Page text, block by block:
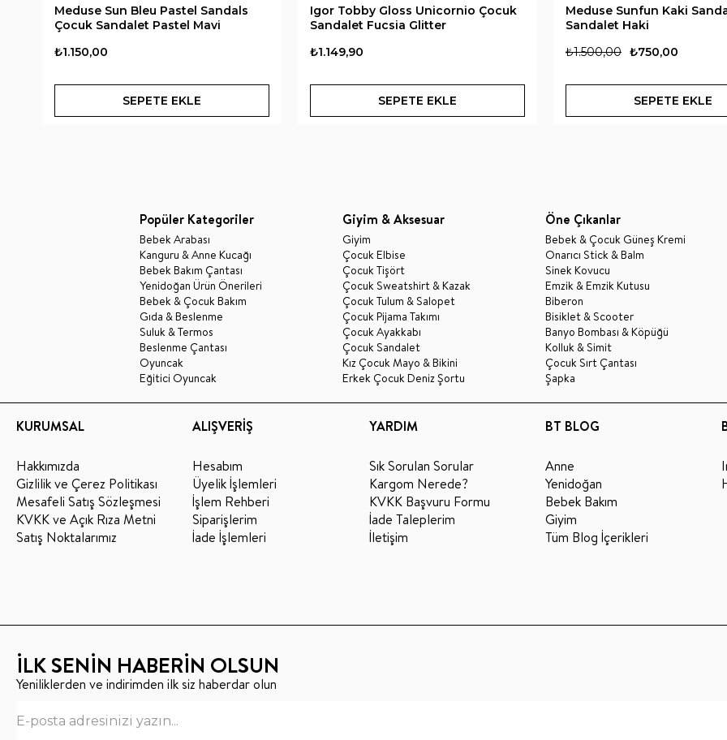
Meduse Sun Bleu Pastel Sandals
Çocuk Sandalet Pastel Mavi
₺1.150,00
SEPETE EKLE
Igor Tobby Gloss Unicornio Çocuk
Sandalet Fucsia Glitter
₺1.149,90
SEPETE EKLE
Meduse Sunfun Kaki
Sandalet Haki
₺750,00
₺1.500,00
SEPETE EKLE
Popüler Kategoriler
Bebek Arabası
Kanguru & Anne Kucağı
Bebek Bakım Çantası
Yenidoğan Ürün Önerileri
Bebek & Çocuk Bakım
Gıda & Beslenme
Suluk & Termos
Beslenme Çantası
Oyuncak
Eğitici Oyuncak
Giyim & Aksesuar
Giyim
Çocuk Elbise
Çocuk Tişört
Çocuk Sweatshirt & Kazak
Çocuk Tulum & Salopet
Çocuk Pijama Takımı
Çocuk Ayakkabı
Çocuk Sandalet
Kız Çocuk Mayo & Bikini
Erkek Çocuk Deniz Şortu
Öne Çıkanlar
Bebek & Çocuk Güneş Kremi
Onarıcı Stick & Balm
Sinek Kovucu
Emzik & Emzik Kutusu
Biberon
Bisiklet & Scooter
Banyo Bombası & Köpüğü
Kolluk & Simit
Çocuk Sırt Çantası
Şapka
KURUMSAL
Hakkımızda
Gizlilik ve Çerez Politikası
Mesafeli Satış Sözleşmesi
KVKK ve Açık Rıza Metni
Satış Noktalarımız
ALIŞVERİŞ
Hesabım
Üyelik İşlemleri
İşlem Rehberi
Siparişlerim
İade İşlemleri
YARDIM
Sık Sorulan Sorular
Kargom Nerede?
KVKK Başvuru Formu
İade Taleplerim
İletişim
BT BLOG
Anne
Yenidoğan
Bebek Bakım
Giyim
Tüm Blog İçerikleri
İLK SENİN HABERİN OLSUN
Yeniliklerden ve indirimden ilk siz haberdar olun